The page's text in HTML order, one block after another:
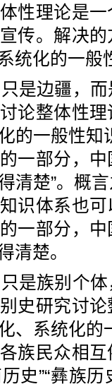
性理论是
传。解决
统化的一般
是边疆，
论整体性
的一般性
一部分，
清楚”。概
识体系也
一部分，
清楚。
是族别个
史研究讨
、系统化的
族民众相
史”“彝族